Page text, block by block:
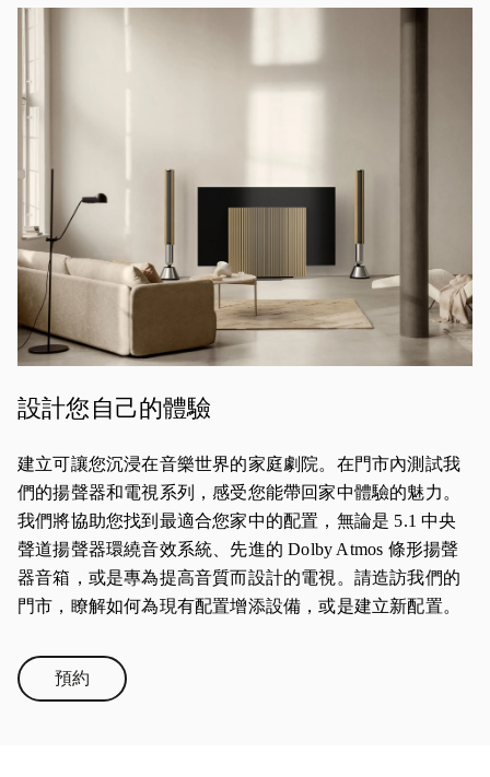
設計您自己的體驗
建立可讓您沉浸在音樂世界的家庭劇院。在門市內測試我
們的揚聲器和電視系列，感受您能帶回家中體驗的魅力。
我們將協助您找到最適合您家中的配置，無論是 5.1 中央
聲道揚聲器環繞音效系統、先進的 Dolby Atmos 條形揚聲
器音箱，或是專為提高音質而設計的電視。請造訪我們的
門市，瞭解如何為現有配置增添設備，或是建立新配置。
預約Link Opens in New Tab